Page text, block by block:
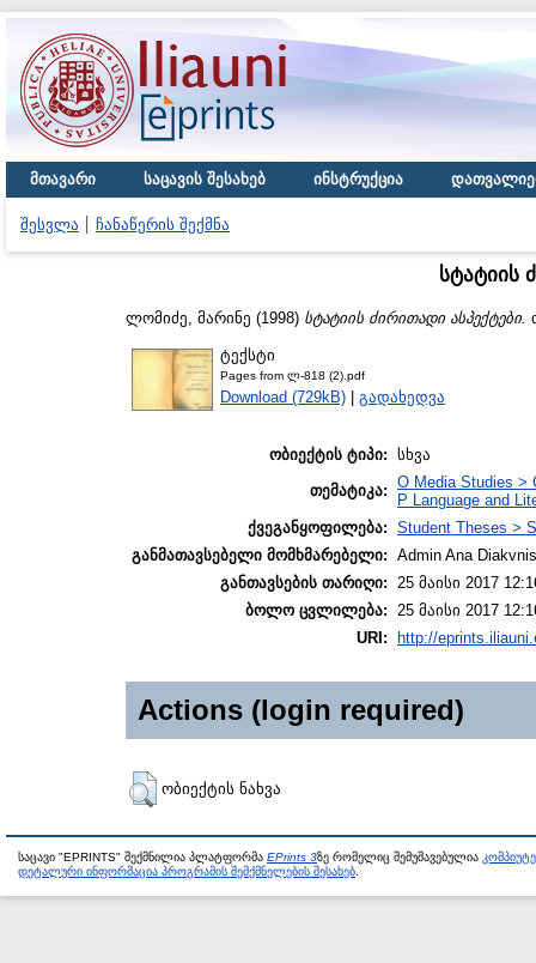
მთავარი საცავის შესახებ ინსტრუქცია
შესვლა ჩანაწერის შექმნა
სტატიის
ლომიძე, მარინე (1998) სტატიის ძირითადი ასპექტები.
ტექსტი
Pages from ლ-818 (2).pdf
Download (729kB) | გადახედვა
ობიექტის ტიპი: სხვა
თემატიკა: O Media Studies >
P Language and
ქვეგანყოფილება: Student Theses >
განმათავსებელი მომხმარებელი: Admin Ana
განთავსების თარიღი: 25 მაისი 2017
ბოლო ცვლილება: 25 მაისი 2017
URI:
http://
Actions (login required)
ობიექტის ნახვა
საცავი "EPRINTS" შექმნილია პლატფორმა EPrints 3ზე რომელიც შემუშავებულია
დეტალური ინფორმაცია პროგრამის შემქმნელების შესახებ.